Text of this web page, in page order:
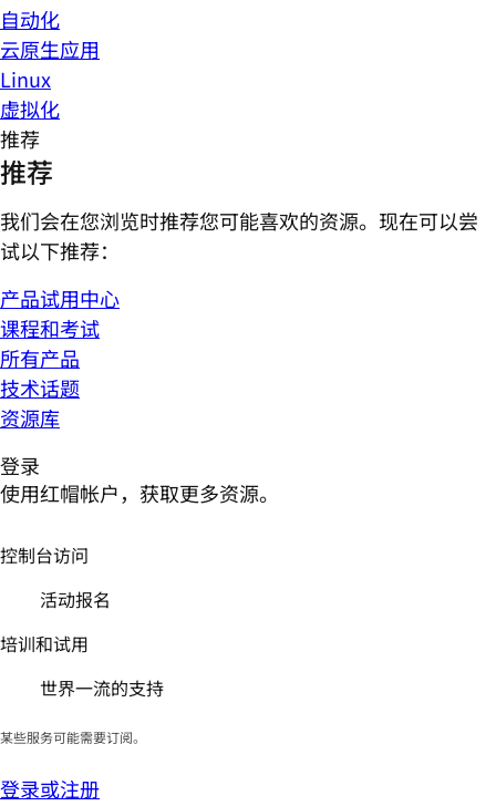
自动化
云原生应用
Linux
虚拟化
推荐
推荐
我们会在您浏览时推荐您可能喜欢的资源。现在可以尝
试以下推荐：
产品试用中心
课程和考试
所有产品
技术话题
资源库
登录
使用红帽帐户，获取更多资源。
控制台访问
活动报名
培训和试用
世界一流的支持
某些服务可能需要订阅。
登录或注册